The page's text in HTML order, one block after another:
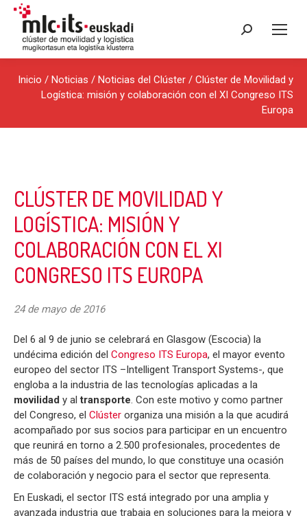
Buscar:
Inicio / Noticias / Noticias del Clúster / Clúster de Movilidad y
Logística: misión y colaboración con el XI Congreso ITS
Europa
CLÚSTER DE MOVILIDAD Y
LOGÍSTICA: MISIÓN Y
COLABORACIÓN CON EL XI
CONGRESO ITS EUROPA
24 de mayo de 2016
Del 6 al 9 de junio se celebrará en Glasgow (Escocia) la
undécima edición del Congreso ITS Europa, el mayor evento
europeo del sector ITS –Intelligent Transport Systems-, que
engloba a la industria de las tecnologías aplicadas a la
movilidad y altransporte. Con este motivo y como partner
del Congreso, el Clúster organiza una misión a la que acudirá
acompañado por sus socios para participar en un encuentro
que reunirá en torno a 2.500 profesionales, procedentes de
más de 50 países del mundo, lo que constituye una ocasión
de colaboración y negocio para el sector que representa.
En Euskadi, el sector ITS está integrado por una amplia y
avanzada industria que trabaja en soluciones para la mejora y